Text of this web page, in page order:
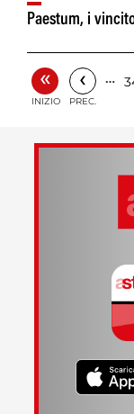
Paestum, i
«
INIZIO
‹
PREC.
…